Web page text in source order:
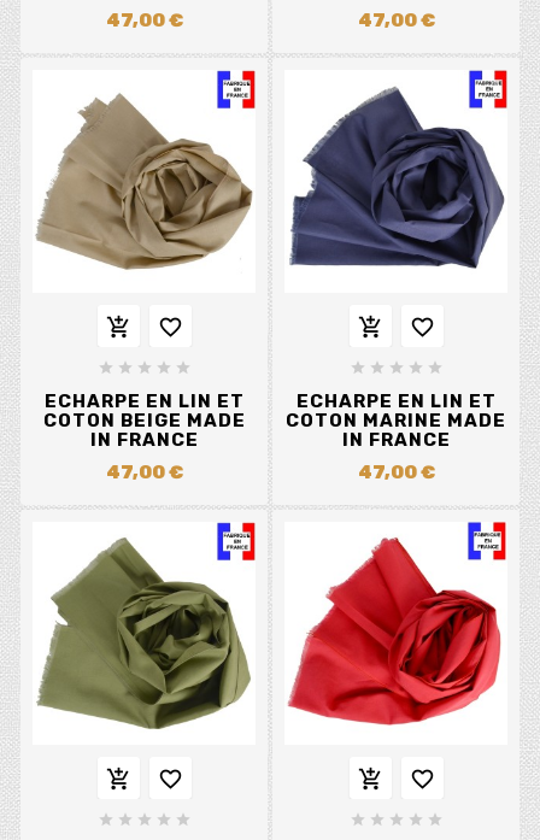
47,00 €
47,00 €
 
    
ECHARPE EN LIN ET
COTON BEIGE MADE
IN FRANCE
47,00 €
 
    
ECHARPE EN LIN ET
COTON MARINE MADE
IN FRANCE
47,00 €
 
    
 
    